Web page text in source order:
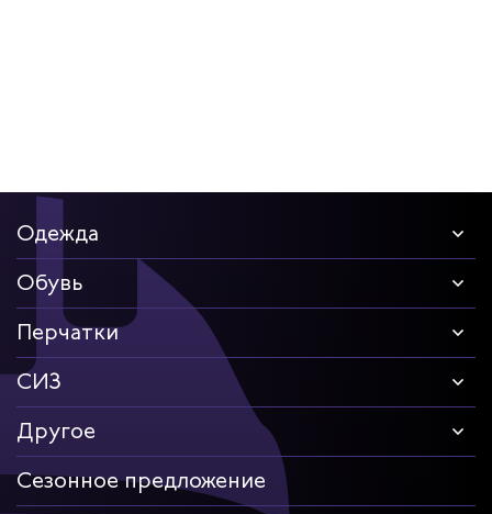
Одежда
Обувь
Перчатки
СИЗ
Другое
Сезонное предложение